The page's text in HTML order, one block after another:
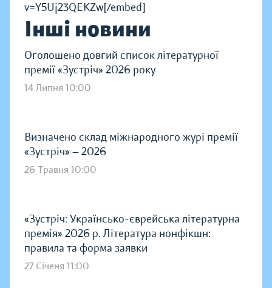
v=Y5Uj23QEKZw[/embed]
Інші новини
Оголошено довгий список літературної
премії «Зустріч» 2026 року
14 Липня 10:00
Визначено склад міжнародного журі премії
«Зустріч» — 2026
26 Травня 10:00
«Зустріч: Українсько-єврейська літературна
премія» 2026 р. Література нонфікшн:
правила та форма заявки
27 Січеня 11:00